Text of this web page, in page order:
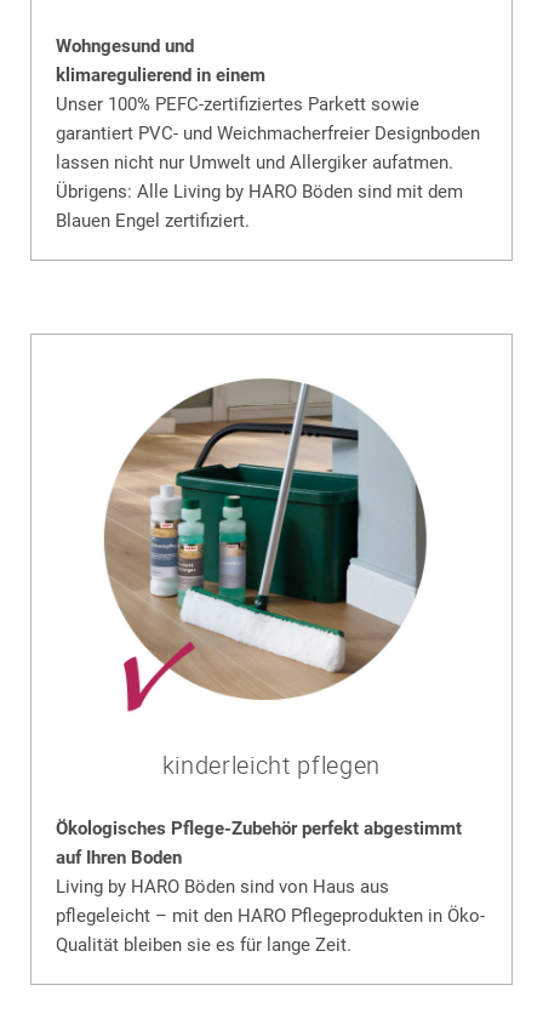
Wohngesund und
klimaregulierend in einem
Unser 100% PEFC-zertifiziertes Parkett sowie
garantiert PVC- und Weichmacherfreier Designboden
lassen nicht nur Umwelt und Allergiker aufatmen.
Übrigens: Alle Living by HARO Böden sind mit dem
Blauen Engel zertifiziert.
kinderleicht pflegen
Ökologisches Pflege-Zubehör perfekt abgestimmt
auf Ihren Boden
Living by HARO Böden sind von Haus aus
pflegeleicht – mit den HARO Pflegeprodukten in Öko-
Qualität bleiben sie es für lange Zeit.